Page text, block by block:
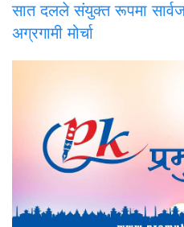
सातदलले संयुक्त रूपमा
अग्रगामी मोर्चा